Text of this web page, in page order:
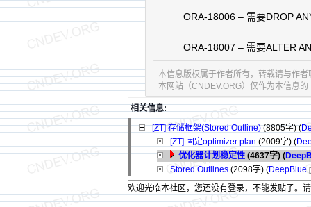
ORA-18006 – 需要DROP
ORA-18007 – 需要ALTER
本信息版权属于作者所有，转载请与作
本网站（CNDEV.ORG）仅作为本信息
相关信息:
[ZT] 存储框架(Stored Outline) (8805字)(
[ZT] 固定optimizer plan (2009字) (
优化器计划稳定性 (4637字) (
Stored Outlines (2098字)(DeepBlue
欢迎光临本社区，您还没有登录，不能发贴子。